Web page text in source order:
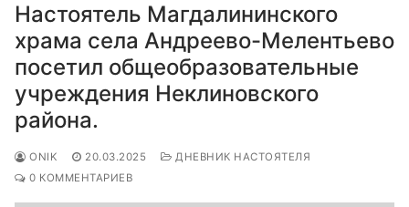
Настоятель Магдалининского
храма села Андреево-Мелентьево
посетил общеобразовательные
учреждения Неклиновского
района.
ONIK 20.03.2025
ДНЕВНИК НАСТОЯТЕЛЯ
0 КОММЕНТАРИЕВ